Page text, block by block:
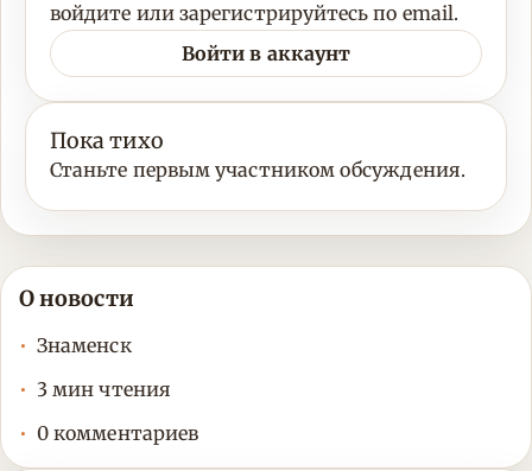
войдите или зарегистрируйтесь по email.
Войти в аккаунт
Пока тихо
Станьте первым участником обсуждения.
О новости
Знаменск
3 мин чтения
0 комментариев